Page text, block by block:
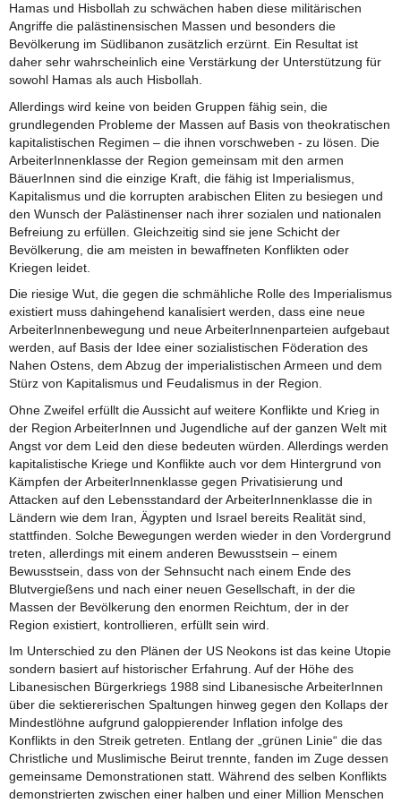
Hamas und Hisbollah zu schwächen haben diese militärischen
Angriffe die palästinensischen Massen und besonders die
Bevölkerung im Südlibanon zusätzlich erzürnt. Ein Resultat ist
daher sehr wahrscheinlich eine Verstärkung der Unterstützung für
sowohl Hamas als auch Hisbollah.
Allerdings wird keine von beiden Gruppen fähig sein, die
grundlegenden Probleme der Massen auf Basis von theokratischen
kapitalistischen Regimen – die ihnen vorschweben - zu lösen. Die
ArbeiterInnenklasse der Region gemeinsam mit den armen
BäuerInnen sind die einzige Kraft, die fähig ist Imperialismus,
Kapitalismus und die korrupten arabischen Eliten zu besiegen und
den Wunsch der Palästinenser nach ihrer sozialen und nationalen
Befreiung zu erfüllen. Gleichzeitig sind sie jene Schicht der
Bevölkerung, die am meisten in bewaffneten Konflikten oder
Kriegen leidet.
Die riesige Wut, die gegen die schmähliche Rolle des Imperialismus
existiert muss dahingehend kanalisiert werden, dass eine neue
ArbeiterInnenbewegung und neue ArbeiterInnenparteien aufgebaut
werden, auf Basis der Idee einer sozialistischen Föderation des
Nahen Ostens, dem Abzug der imperialistischen Armeen und dem
Stürz von Kapitalismus und Feudalismus in der Region.
Ohne Zweifel erfüllt die Aussicht auf weitere Konflikte und Krieg in
der Region ArbeiterInnen und Jugendliche auf der ganzen Welt mit
Angst vor dem Leid den diese bedeuten würden. Allerdings werden
kapitalistische Kriege und Konflikte auch vor dem Hintergrund von
Kämpfen der ArbeiterInnenklasse gegen Privatisierung und
Attacken auf den Lebensstandard der ArbeiterInnenklasse die in
Ländern wie dem Iran, Ägypten und Israel bereits Realität sind,
stattfinden. Solche Bewegungen werden wieder in den Vordergrund
treten, allerdings mit einem anderen Bewusstsein – einem
Bewusstsein, dass von der Sehnsucht nach einem Ende des
Blutvergießens und nach einer neuen Gesellschaft, in der die
Massen der Bevölkerung den enormen Reichtum, der in der
Region existiert, kontrollieren, erfüllt sein wird.
Im Unterschied zu den Plänen der US Neokons ist das keine Utopie
sondern basiert auf historischer Erfahrung. Auf der Höhe des
Libanesischen Bürgerkriegs 1988 sind Libanesische ArbeiterInnen
über die sektiererischen Spaltungen hinweg gegen den Kollaps der
Mindestlöhne aufgrund galoppierender Inflation infolge des
Konflikts in den Streik getreten. Entlang der „grünen Linie“ die das
Christliche und Muslimische Beirut trennte, fanden im Zuge dessen
gemeinsame Demonstrationen statt. Während des selben Konflikts
demonstrierten zwischen einer halben und einer Million Menschen